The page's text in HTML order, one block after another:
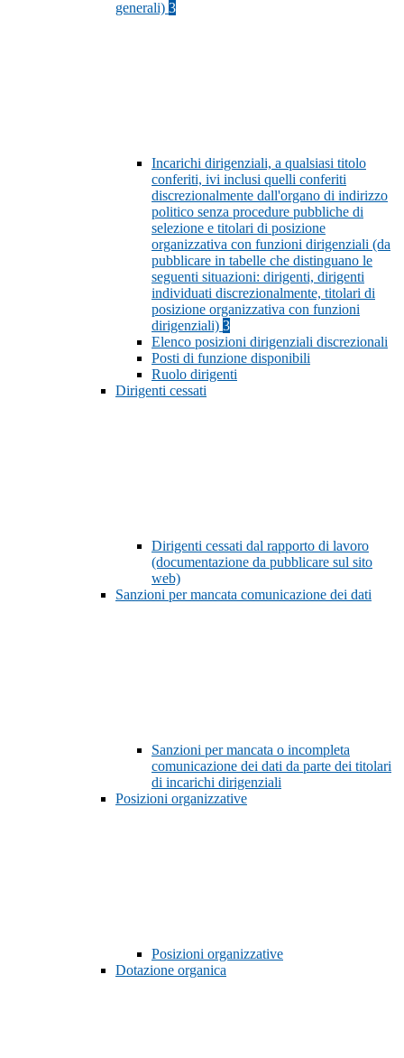
generali) 3
Incarichi dirigenziali, a qualsiasi titolo
conferiti, ivi inclusi quelli conferiti
discrezionalmente dall'organo di indirizzo
politico senza procedure pubbliche di
selezione e titolari di posizione
organizzativa con funzioni dirigenziali (da
pubblicare in tabelle che distinguano le
seguenti situazioni: dirigenti, dirigenti
individuati discrezionalmente, titolari di
posizione organizzativa con funzioni
dirigenziali) 3
Elenco posizioni dirigenziali discrezionali
Posti di funzione disponibili
Ruolo dirigenti
Dirigenti cessati
Dirigenti cessati dal rapporto di lavoro
(documentazione da pubblicare sul sito
web)
Sanzioni per mancata comunicazione dei dati
Sanzioni per mancata o incompleta
comunicazione dei dati da parte dei titolari
di incarichi dirigenziali
Posizioni organizzative
Posizioni organizzative
Dotazione organica